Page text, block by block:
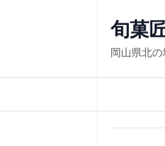
ス
キ
旬菓
岡山県北